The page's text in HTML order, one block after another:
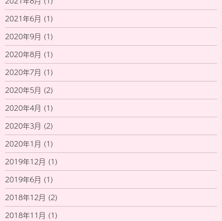
2021年6月 (1)
2020年9月 (1)
2020年8月 (1)
2020年7月 (1)
2020年5月 (2)
2020年4月 (1)
2020年3月 (2)
2020年1月 (1)
2019年12月 (1)
2019年6月 (1)
2018年12月 (2)
2018年11月 (1)